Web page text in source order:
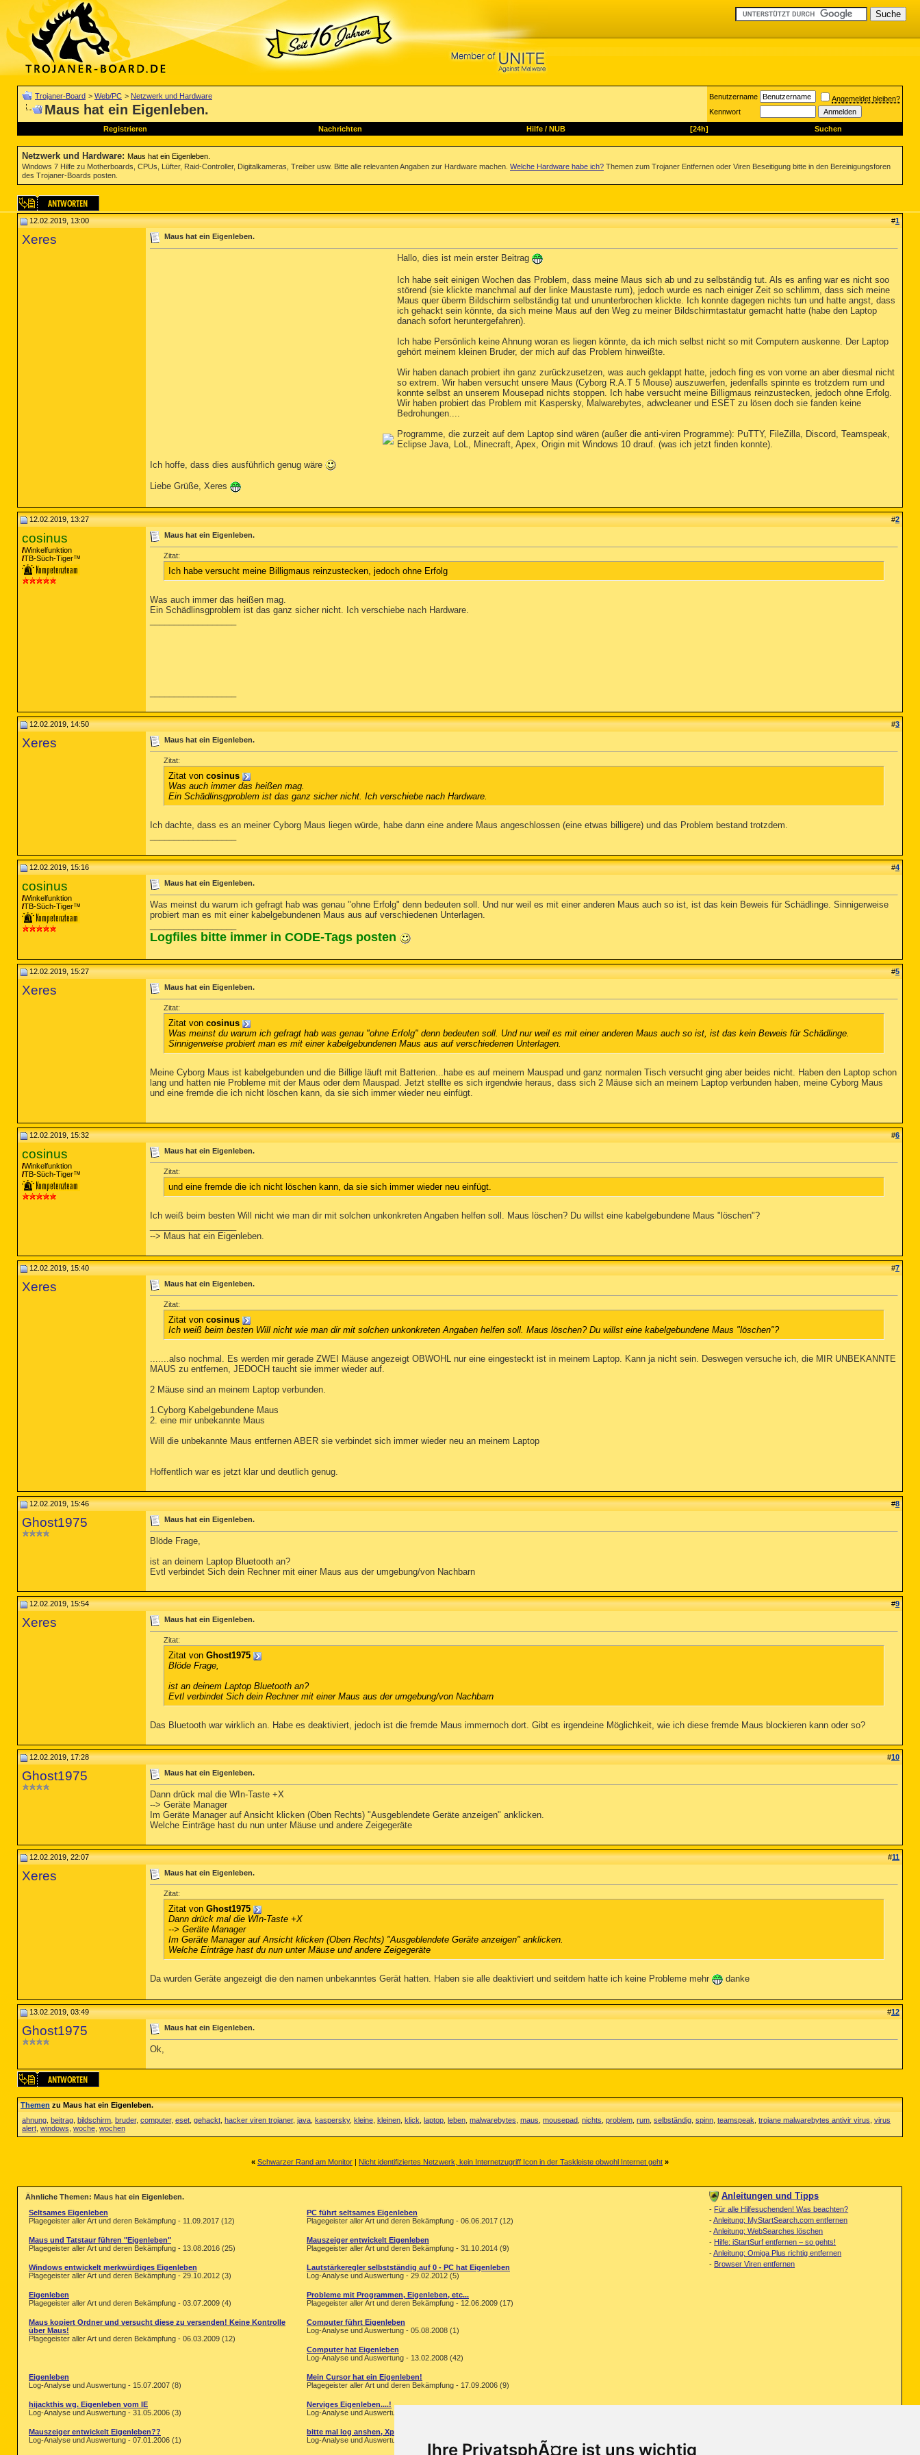
Ihre PrivatsphÃ¤re ist uns wichtig
Trojaner-Board > Web/PC > Netzwerk und Hardware
Maus hat ein Eigenleben.
Benutzername
Angemeldet bleiben?
Kennwort
Registrieren Nachrichten Hilfe/ NUB [24h] Suchen
Netzwerk und Hardware: Maus hat ein Eigenleben.
Windows 7 Hilfe zu Motherboards, CPUs, Lüfter, Raid-Controller, Digitalkameras, Treiber usw. Bitte alle relevanten Angaben zur Hardware machen. Welche Hardware habe ich? Themen zum Trojaner Entfernen oder Viren Beseitigung bitte in den Bereinigungsforen
des Trojaner-Boards posten.
12.02.2019, 13:00 #1
Xeres Maus hat ein Eigenleben.
Hallo, dies ist mein erster Beitrag
Ich habe seit einigen Wochen das Problem, dass meine Maus sich ab und zu selbständig tut. Als es anfing war es nicht soo
störend (sie klickte manchmal auf der linke Maustaste rum), jedoch wurde es nach einiger Zeit so schlimm, dass sich meine
Maus quer überm Bildschirm selbständig tat und ununterbrochen klickte. Ich konnte dagegen nichts tun und hatte angst, dass
ich gehackt sein könnte, da sich meine Maus auf den Weg zu meiner Bildschirmtastatur gemacht hatte (habe den Laptop
danach sofort heruntergefahren).
Ich habe Persönlich keine Ahnung woran es liegen könnte, da ich mich selbst nicht so mit Computern auskenne. Der Laptop
gehört meinem kleinen Bruder, der mich auf das Problem hinweißte.
Wir haben danach probiert ihn ganz zurückzusetzen, was auch geklappt hatte, jedoch fing es von vorne an aber diesmal nicht
so extrem. Wir haben versucht unsere Maus (Cyborg R.A.T 5 Mouse) auszuwerfen, jedenfalls spinnte es trotzdem rum und
konnte selbst an unserem Mousepad nichts stoppen. Ich habe versucht meine Billigmaus reinzustecken, jedoch ohne Erfolg.
Wir haben probiert das Problem mit Kaspersky, Malwarebytes, adwcleaner und ESET zu lösen doch sie fanden keine
Bedrohungen....
Programme, die zurzeit auf dem Laptop sind wären (außer die anti-viren Programme): PuTTY, FileZilla, Discord, Teamspeak,
Eclipse Java, LoL, Minecraft, Apex, Origin mit Windows 10 drauf. (was ich jetzt finden konnte).
Ich hoffe, dass dies ausführlich genug wäre
Liebe Grüße, Xeres
12.02.2019, 13:27 #2
cosinus
Winkelfunktion
TB-Süch-Tiger™
Maus hat ein Eigenleben.
Zitat:
Ich habe versucht meine Billigmaus reinzustecken, jedoch ohne Erfolg
Was auch immer das heißen mag.
Ein Schädlinsgproblem ist das ganz sicher nicht. Ich verschiebe nach Hardware.
12.02.2019, 14:50 #3
Xeres Maus hat ein Eigenleben.
Zitat:
Zitat von cosinus
Was auch immer das heißen mag.
Ein Schädlinsgproblem ist das ganz sicher nicht. Ich verschiebe nach Hardware.
Ich dachte, dass es an meiner Cyborg Maus liegen würde, habe dann eine andere Maus angeschlossen (eine etwas billigere) und das Problem bestand trotzdem.
12.02.2019, 15:16 #4
cosinus
Winkelfunktion
TB-Süch-Tiger™
Maus hat ein Eigenleben.
Was meinst du warum ich gefragt hab was genau "ohne Erfolg" denn bedeuten soll. Und nur weil es mit einer anderen Maus auch so ist, ist das kein Beweis für Schädlinge. Sinnigerweise
probiert man es mit einer kabelgebundenen Maus aus auf verschiedenen Unterlagen.
Logfiles bitte immer in CODE-Tags posten
12.02.2019, 15:27 #5
Xeres Maus hat ein Eigenleben.
Zitat:
Zitat von cosinus
Was meinst du warum ich gefragt hab was genau "ohne Erfolg" denn bedeuten soll. Und nur weil es mit einer anderen Maus auch so ist, ist das kein Beweis für Schädlinge.
Sinnigerweise probiert man es mit einer kabelgebundenen Maus aus auf verschiedenen Unterlagen.
Meine Cyborg Maus ist kabelgebunden und die Billige läuft mit Batterien...habe es auf meinem Mauspad und ganz normalen Tisch versucht ging aber beides nicht. Haben den Laptop schon
lang und hatten nie Probleme mit der Maus oder dem Mauspad. Jetzt stellte es sich irgendwie heraus, dass sich 2 Mäuse sich an meinem Laptop verbunden haben, meine Cyborg Maus
und eine fremde die ich nicht löschen kann, da sie sich immer wieder neu einfügt.
12.02.2019, 15:32 #6
cosinus
Winkelfunktion
TB-Süch-Tiger™
Maus hat ein Eigenleben.
Zitat:
und eine fremde die ich nicht löschen kann, da sie sich immer wieder neu einfügt.
Ich weiß beim besten Will nicht wie man dir mit solchen unkonkreten Angaben helfen soll. Maus löschen? Du willst eine kabelgebundene Maus "löschen"?
--> Maus hat ein Eigenleben.
12.02.2019, 15:40 #7
Xeres Maus hat ein Eigenleben.
Zitat:
Zitat von cosinus
Ich weiß beim besten Will nicht wie man dir mit solchen unkonkreten Angaben helfen soll. Maus löschen? Du willst eine kabelgebundene Maus "löschen"?
.......also nochmal. Es werden mir gerade ZWEI Mäuse angezeigt OBWOHL nur eine eingesteckt ist in meinem Laptop. Kann ja nicht sein. Deswegen versuche ich, die MIR UNBEKANNTE
MAUS zu entfernen, JEDOCH taucht sie immer wieder auf.
2 Mäuse sind an meinem Laptop verbunden.
1.Cyborg Kabelgebundene Maus
2. eine mir unbekannte Maus
Will die unbekannte Maus entfernen ABER sie verbindet sich immer wieder neu an meinem Laptop
Hoffentlich war es jetzt klar und deutlich genug.
12.02.2019, 15:46 #8
Ghost1975 Maus hat ein Eigenleben.
Blöde Frage,
ist an deinem Laptop Bluetooth an?
Evtl verbindet Sich dein Rechner mit einer Maus aus der umgebung/von Nachbarn
12.02.2019, 15:54 #9
Xeres Maus hat ein Eigenleben.
Zitat:
Zitat von Ghost1975
Blöde Frage,
ist an deinem Laptop Bluetooth an?
Evtl verbindet Sich dein Rechner mit einer Maus aus der umgebung/von Nachbarn
Das Bluetooth war wirklich an. Habe es deaktiviert, jedoch ist die fremde Maus immernoch dort. Gibt es irgendeine Möglichkeit, wie ich diese fremde Maus blockieren kann oder so?
12.02.2019, 17:28 #10
Ghost1975 Maus hat ein Eigenleben.
Dann drück mal die WIn-Taste +X
--> Geräte Manager
Im Geräte Manager auf Ansicht klicken (Oben Rechts) "Ausgeblendete Geräte anzeigen" anklicken.
Welche Einträge hast du nun unter Mäuse und andere Zeigegeräte
12.02.2019, 22:07 #11
Xeres Maus hat ein Eigenleben.
Zitat:
Zitat von Ghost1975
Dann drück mal die WIn-Taste +X
--> Geräte Manager
Im Geräte Manager auf Ansicht klicken (Oben Rechts) "Ausgeblendete Geräte anzeigen" anklicken.
Welche Einträge hast du nun unter Mäuse und andere Zeigegeräte
Da wurden Geräte angezeigt die den namen unbekanntes Gerät hatten. Haben sie alle deaktiviert und seitdem hatte ich keine Probleme mehr danke
13.02.2019, 03:49 #12
Ghost1975 Maus hat ein Eigenleben.
Ok,
Themenzu Maus hat ein Eigenleben.
ahnung beitrag bildschirm bruder, computer, eset gehackt hacker viren trojaner, java kaspersky, kleine kleinen klick laptop leben malwarebytes maus mousepad nichts problem rum selbständig spinn teamspeak trojane malwarebytes antivir virus virus
alert windows woche wochen
« Schwarzer Rand am Monitor | Nicht identifiziertes Netzwerk, kein Internetzugriff Icon in der Taskleiste obwohl Internet geht »
Ähnliche Themen: Maus hat ein Eigenleben.
Seltsames Eigenleben
Plagegeister aller Art und deren Bekämpfung - 11.09.2017 (12)
PC führt seltsames Eigenleben
Plagegeister aller Art und deren Bekämpfung - 06.06.2017 (12)
Maus und Tatstaur führen "Eigenleben"
Plagegeister aller Art und deren Bekämpfung - 13.08.2016 (25)
Mauszeiger entwickelt Eigenleben
Plagegeister aller Art und deren Bekämpfung - 31.10.2014 (9)
Windows entwickelt merkwürdiges Eigenleben
Plagegeister aller Art und deren Bekämpfung - 29.10.2012 (3)
Lautstärkeregler selbstständig auf 0 - PC hat Eigenleben
Log-Analyse und Auswertung - 29.02.2012 (5)
Eigenleben
Plagegeister aller Art und deren Bekämpfung - 03.07.2009 (4)
Probleme mit Programmen, Eigenleben, etc...
Plagegeister aller Art und deren Bekämpfung - 12.06.2009 (17)
Maus kopiert Ordner und versucht diese zu versenden! Keine Kontrolle
über Maus!
Plagegeister aller Art und deren Bekämpfung - 06.03.2009 (12)
Computer führt Eigenleben
Log-Analyse und Auswertung - 05.08.2008 (1)
Computer hat Eigenleben
Log-Analyse und Auswertung - 13.02.2008 (42)
Eigenleben
Log-Analyse und Auswertung - 15.07.2007 (8)
Mein Cursor hat ein Eigenleben!
Plagegeister aller Art und deren Bekämpfung - 17.09.2006 (9)
hijackthis wg. Eigenleben vom IE
Log-Analyse und Auswertung - 31.05.2006 (3)
Nerviges Eigenleben....!
Log-Analyse und Auswertung - 31.01.2006 (10)
Mauszeiger entwickelt Eigenleben??
Log-Analyse und Auswertung - 07.01.2006 (1)
bitte mal log anshen, Xp mit Eigenleben
Log-Analyse und Auswertung - 12.03.2005 (3)
Anleitungen und Tipps
- Für alle Hilfesuchenden! Was beachten?
-Anleitung: MyStartSearch.com entfernen
-Anleitung: WebSearches löschen
- Hilfe: iStartSurf entfernen – so gehts!
-Anleitung: Omiga Plus richtig entfernen
- Browser Viren entfernen